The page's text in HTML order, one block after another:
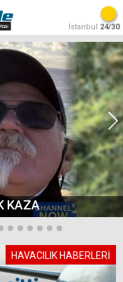
İstanbul 24/30
KAZA
HAVACILIK HABERLERİ